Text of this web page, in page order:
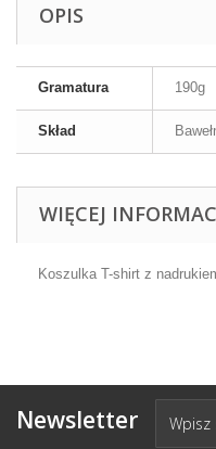
OPIS
Gramatura 190g
Skład
WIĘCEJ
Koszulka T-shirt z
Newsletter